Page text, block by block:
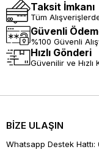
Taksit İmkanı
Tüm
Güvenli
%100 Güvenli
Hızlı Gönderi
Güvenilir ve Hızlı
BİZE ULAŞIN
Whatsapp Destek Hattı: